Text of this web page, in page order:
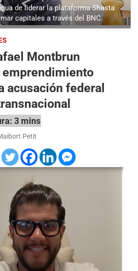
de liderar la plataforma Shasta
capitales a través del BNC.
Montbrun
acusación federal
Petit